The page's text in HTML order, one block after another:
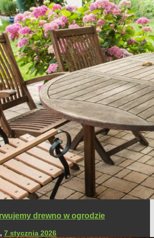
drewno w ogrodzie
, 7 stycznia 2026